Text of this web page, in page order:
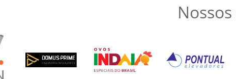
Nossos